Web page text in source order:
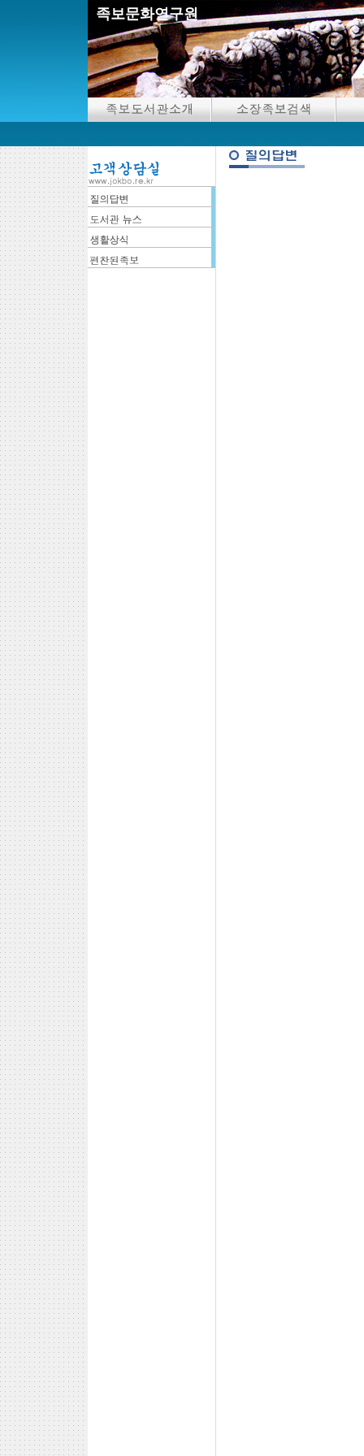
족보문화연구원